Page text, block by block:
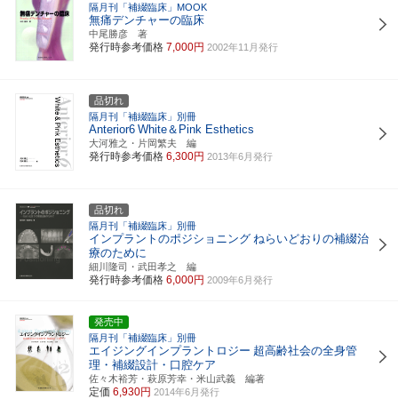
隔月刊「補綴臨床」MOOK
無痛デンチャーの臨床
中尾勝彦 著
発行時参考価格 7,000円 2002年11月発行
品切れ
隔月刊「補綴臨床」別冊
Anterior6 White＆Pink Esthetics
大河雅之・片岡繁夫 編
発行時参考価格 6,300円 2013年6月発行
品切れ
隔月刊「補綴臨床」別冊
インプラントのポジショニング ねらいどおりの補綴治
療のために
細川隆司・武田孝之 編
発行時参考価格 6,000円 2009年6月発行
発売中
隔月刊「補綴臨床」別冊
エイジングインプラントロジー 超高齢社会の全身管
理・補綴設計・口腔ケア
佐々木裕芳・萩原芳幸・米山武義 編著
定価 6,930円 2014年6月発行